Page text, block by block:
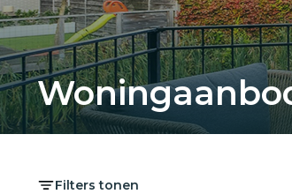
Filters tonen